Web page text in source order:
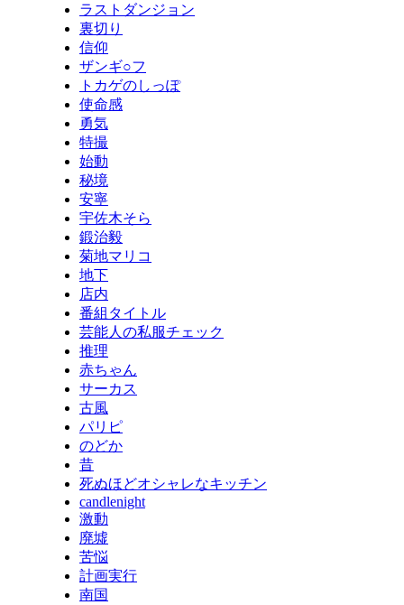
ラストダンジョン
裏切り
信仰
ザンギ○フ
トカゲのしっぽ
使命感
勇気
特撮
始動
秘境
安寧
宇佐木そら
鍛治毅
菊地マリコ
地下
店内
番組タイトル
芸能人の私服チェック
推理
赤ちゃん
サーカス
古風
パリピ
のどか
昔
死ぬほどオシャレなキッチン
candlenight
激動
廃墟
苦悩
計画実行
南国